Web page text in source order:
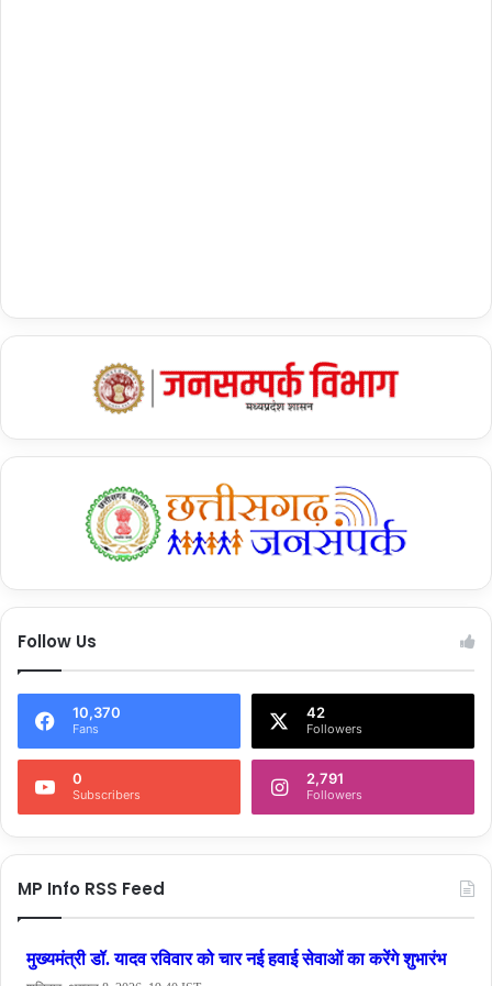
Follow Us
10,370
Fans
42
Followers
0
Subscribers
2,791
Followers
MP Info RSS Feed